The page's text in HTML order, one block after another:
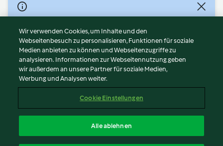
© Copyright 2026
Nutzungsbedingungen
Datenschutzrichtlinien
Disclaimer
Impressum
Cookies
Abo kündigen
Erklärung zur Barrierefreiheit
Wir verwenden Cookies, um Inhalte und den
Webseitenbesuch zu personalisieren, Funktionen für soziale
Medien anbieten zu können und Webseitenzugriffe zu
analysieren. Informationen zur Webseitennutzung geben
wir außerdem an unsere Partner für soziale Medien,
Werbung und Analysen weiter.
Cookie Einstellungen
Alle ablehnen